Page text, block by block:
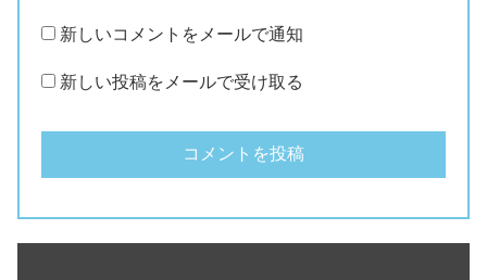
新しいコメントをメールで通知
新しい投稿をメールで受け取る